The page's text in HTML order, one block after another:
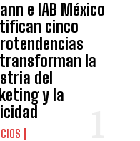
e IAB México
cinco
la
del
y la